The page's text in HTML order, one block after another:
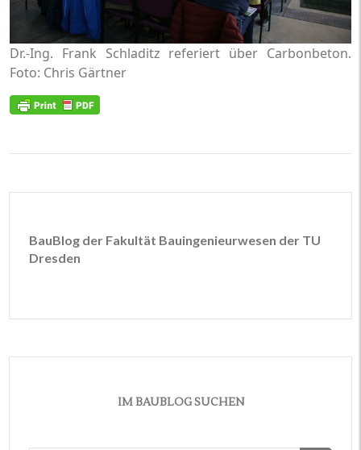
Dr.-Ing. Frank Schladitz referiert über Carbonbeton.
Foto: Chris Gärtner
BauBlog der Fakultät Bauingenieurwesen der TU
Dresden
IM BAUBLOG SUCHEN